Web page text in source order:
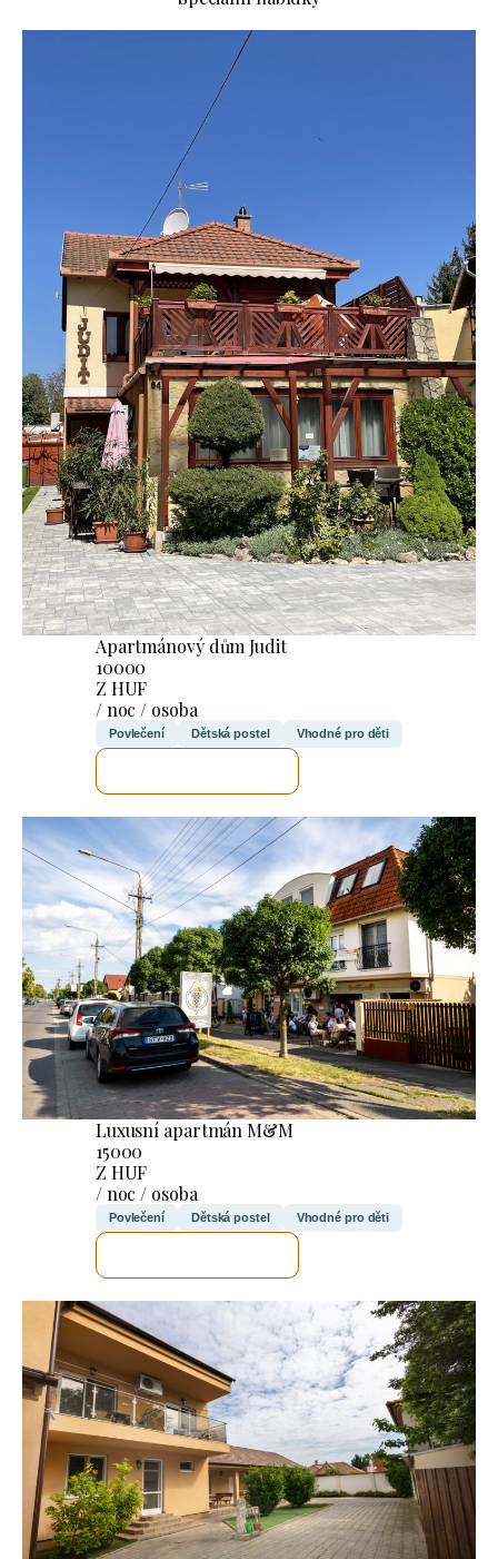
Apartmánový dům Judit
10000
Z HUF
/ noc / osoba
Povlečení Dětská postel Vhodné pro děti
Luxusní apartmán M&M
15000
Z HUF
/ noc / osoba
Povlečení Dětská postel Vhodné pro děti